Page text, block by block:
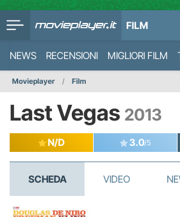
FILM
NEWS RECENSIONI MIGLIORI FILM
Movieplayer Film
Last Vegas 2013
N/D 3.0/5
SCHEDA VIDEO